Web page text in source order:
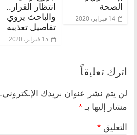
الصحة
14 فبراير، 2020
انتظار القرار..
والباحث يروي
تفاصيل تعذيبه
15 فبراير، 2020
اترك تعليقاً
لن يتم نشر عنوان بريدك الإلكتروني.
مشار إليها بـ *
التعليق *